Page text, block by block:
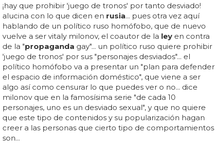
¡hay que prohibir 'juego de tronos' por tanto desviado!
alucina con lo que dicen en rusia... pues otra vez aquí
hablando de un político ruso homófobo, que de nuevo
vuelve a ser vitaly milonov, el coautor de la ley en contra
de la "propaganda gay"... un político ruso quiere prohibir
'juego de tronos' por sus "personajes desviados"... el
político homófobo va a presentar un "plan para defender
el espacio de información doméstico", que viene a ser
algo así como censurar lo que puedes ver o no... dice
milonov que en la famosísima serie "de cada 10
personajes, uno es un desviado sexual", y que no quiere
que este tipo de contenidos y su popularización hagan
creer a las personas que cierto tipo de comportamientos
son...